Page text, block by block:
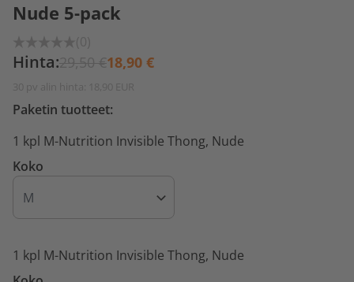
Nude 5-pack
(0)
Hinta:29,50 €18,90 €
30 pv alin hinta: 18,90 EUR
Paketin tuotteet:
1 kpl M-Nutrition Invisible Thong, Nude
Koko
1 kpl M-Nutrition Invisible Thong, Nude